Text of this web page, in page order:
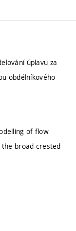
úplavu za
obdélníkového
of flow
broad-crested